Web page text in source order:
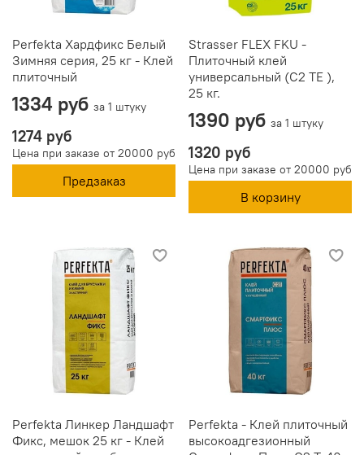
Perfekta Хардфикс Белый
Зимняя серия, 25 кг - Клей
плиточный
1334 руб за 1 штуку
1274 руб
Цена при заказе от 20000 руб
Предзаказ
Strasser FLEX FKU -
Плиточный клей
универсальный (С2 ТЕ ),
25 кг.
1390 руб за 1 штуку
1320 руб
Цена при заказе от 20000 руб
В корзину
Perfekta Линкер Ландшафт
Фикс, мешок 25 кг - Клей
Perfekta - Клей плиточный
высокоадгезионный